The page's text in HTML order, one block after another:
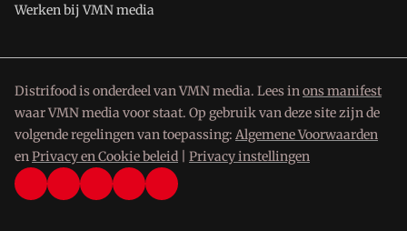
Werken bij VMN media
Distrifood is onderdeel van VMN media. Lees inons manifest
waar VMN media voor staat. Op gebruik van deze site zijn de
volgende regelingen van toepassing: Algemene Voorwaarden
enPrivacy en Cookie beleid Privacy instellingen